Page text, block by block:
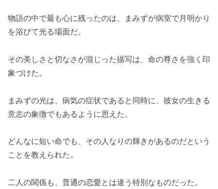
物語の中で最も心に残ったのは、まみずが病室で月明かり
を浴びて光る場面だ。
その美しさと切なさが混じった描写は、命の尊さを強く印
象づけた。
まみずの光は、病気の症状であると同時に、彼女の生きる
意志の象徴でもあるように思えた。
どんなに短い命でも、その人なりの輝きがあるのだという
ことを教えられた。
二人の関係も、普通の恋愛とは違う特別なものだった。